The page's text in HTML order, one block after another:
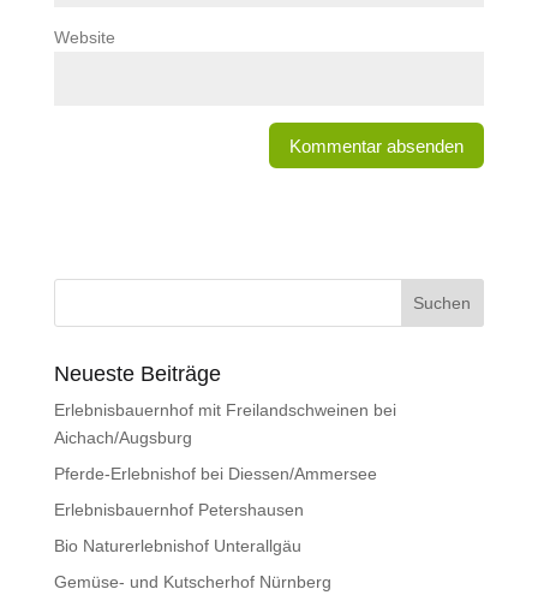
Website
Neueste Beiträge
Erlebnisbauernhof mit Freilandschweinen bei
Aichach/Augsburg
Pferde-Erlebnishof bei Diessen/Ammersee
Erlebnisbauernhof Petershausen
Bio Naturerlebnishof Unterallgäu
Gemüse- und Kutscherhof Nürnberg